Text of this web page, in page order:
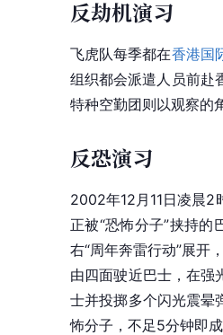
反劫机演习
飞虎队每季都在香港国
组织都会派遣人员前赴
特种空勤团则以观察的
反恐演习
2002年12月11日凌晨2
正被“恐怖分子”挟持
右“周年奔雷行动”展开
由四面驶近巴士，在强
士并投掷多个闪光震晕
怖分子，不足5分钟即